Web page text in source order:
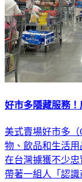
好市多隱藏服務
美式賣場好市多（
物、飲品和生活用
在台灣擄獲不少
帶著一組人「認